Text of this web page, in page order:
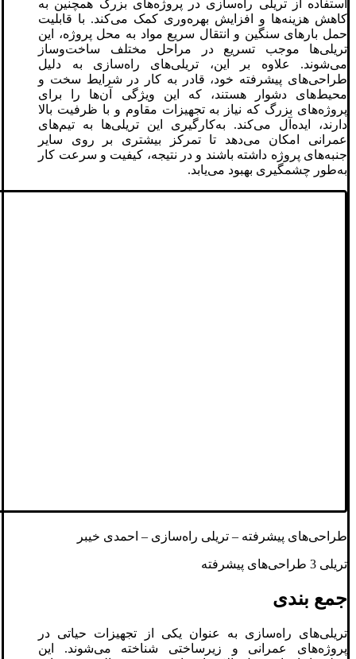
استفاده از تریلی‌ راه‌سازی در پروژه‌های بزرگ همچنین به
کاهش هزینه‌ها و افزایش بهره‌وری کمک می‌کند. با قابلیت
حمل بارهای سنگین و انتقال سریع مواد به محل پروژه، این
تریلی‌ها موجب تسریع در مراحل مختلف ساخت‌وساز
می‌شوند. علاوه بر این، تریلی‌های راه‌سازی به دلیل
طراحی‌های پیشرفته خود، قادر به کار در شرایط سخت و
محیط‌های دشوار هستند، که این ویژگی آن‌ها را برای
پروژه‌های بزرگ که نیاز به تجهیزات مقاوم و با ظرفیت بالا
دارند، ایده‌آل می‌کند. به‌کارگیری این تریلی‌ها به تیم‌های
عمرانی امکان می‌دهد تا تمرکز بیشتری بر روی سایر
جنبه‌های پروژه داشته باشند و در نتیجه، کیفیت و سرعت کار
به‌طور چشمگیری بهبود می‌یابد.
طراحی‌های پیشرفته – تریلی‌ راه‌سازی – احمدی خیبر
تریلی 3 طراحی‌های پیشرفته
جمع بندی
تریلی‌های راه‌سازی به عنوان یکی از تجهیزات حیاتی در
پروژه‌های عمرانی و زیرساختی شناخته می‌شوند. این